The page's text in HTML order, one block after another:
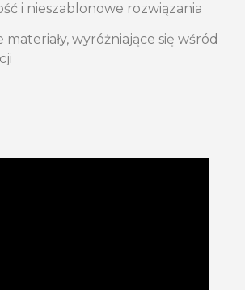
i nieszablonowe rozwiązania
materiały, wyróżniające się wśród